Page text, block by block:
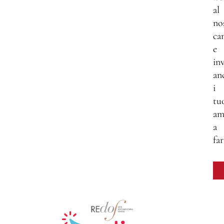
al
e
i
a